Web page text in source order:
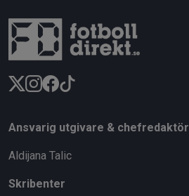
Ansvarig utgivare & chefredaktör
Aldijana Talic
Skribenter